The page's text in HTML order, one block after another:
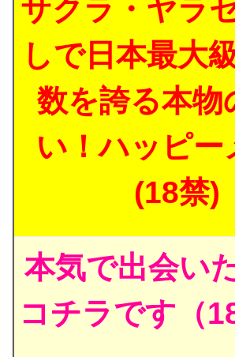
サクラ・ヤラ
しで日本最大
数を誇る本物
い！ハッピー
(18禁)
本気で出会い
コチラです（